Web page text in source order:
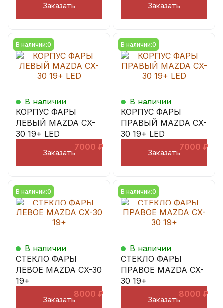
Заказать Заказать
В наличии:0
В наличии
КОРПУС ФАРЫ
ЛЕВЫЙ MAZDA CX-
30 19+ LED
7000 ₽
Заказать
В наличии:0
В наличии
КОРПУС ФАРЫ
ПРАВЫЙ MAZDA CX-
30 19+ LED
7000 ₽
Заказать
В наличии:0
В наличии
СТЕКЛО ФАРЫ
ЛЕВОЕ MAZDA CX-30
19+
8000 ₽
Заказать
В наличии:0
В наличии
СТЕКЛО ФАРЫ
ПРАВОЕ MAZDA CX-
30 19+
8000 ₽
Заказать